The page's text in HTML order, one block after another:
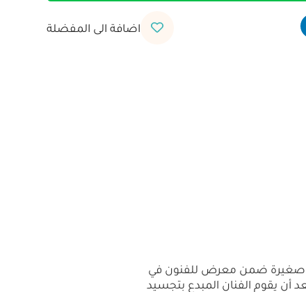
اضافة الى المفضلة
صغيرة ضمن معرض للفنون في
بعد أن يقوم الفنان المبدع بتجسيد